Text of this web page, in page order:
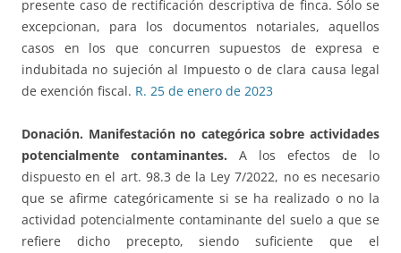
presente caso de rectificación descriptiva de finca. Sólo se
excepcionan, para los documentos notariales, aquellos
casos en los que concurren supuestos de expresa e
indubitada no sujeción al Impuesto o de clara causa legal
de exención fiscal. R. 25 de enero de 2023
Donación. Manifestación no categórica sobre actividades
potencialmente contaminantes. A los efectos de lo
dispuesto en el art. 98.3 de la Ley 7/2022, no es necesario
que se afirme categóricamente si se ha realizado o no la
actividad potencialmente contaminante del suelo a que se
refiere dicho precepto, siendo suficiente que el